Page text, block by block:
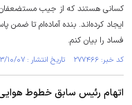
کسانی هستند که از جیب مستضعفان
ایجاد کرده‌اند. بنده آماده‌ام تا
فساد را بیان کنم.
کد خبر: ۲۷۷۴۶۶ تاریخ انتشار : ۱۳۹۳/۱۰/۰۷
اتهام رئیس‌ سابق خطوط هوایی